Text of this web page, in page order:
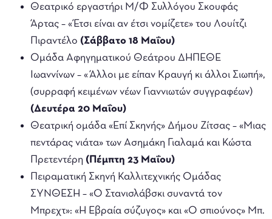
Θεατρικό εργαστήρι Μ/Φ Συλλόγου Σκουφάς
Άρτας – «Έτσι είναι αν έτσι νομίζετε» του Λουίτζι
Πιραντέλο (Σάββατο 18 Μαΐου)
Ομάδα Αφηγηματικού Θεάτρου ΔΗΠΕΘΕ
Ιωαννίνων – «Άλλοι με είπαν Κραυγή κι άλλοι Σιωπή»,
(συρραφή κειμένων νέων Γιαννιωτών συγγραφέων)
(Δευτέρα 20 Μαΐου)
Θεατρική ομάδα «Επί Σκηνής» Δήμου Ζίτσας – «Μιας
πεντάρας νιάτα» των Ασημάκη Γιαλαμά και Κώστα
Πρετεντέρη (Πέμπτη 23 Μαΐου)
Πειραματική Σκηνή Καλλιτεχνικής Ομάδας
ΣΥΝΘΕΣΗ – «Ο Στανισλάβσκι συναντά τον
Μπρεχτ»: «Η Εβραία σύζυγος» και «Ο σπιούνος» Μπ.